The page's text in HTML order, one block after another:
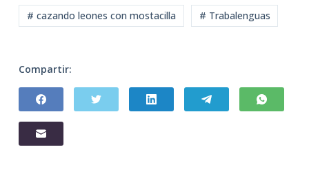
# cazando leones con mostacilla # Trabalenguas
Compartir: